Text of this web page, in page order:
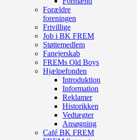
Forældre
foreningen
Frivillige
Job i BK FREM
Støttemedlem
Fanejerskab
FREMs Old Boys
Hjælpefonden
Introduktion
Information
Reklamer
Historikken
Vedtægter
Ansøgning
Café BK FREM